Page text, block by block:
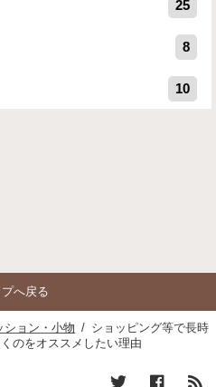
25
8
10
プへ戻る
ション・小物 / ショッピング等で長時
のをオススメしたい理由